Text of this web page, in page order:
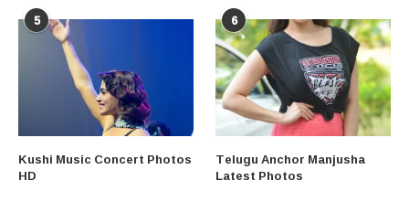
5
Kushi Music Concert Photos
HD
6
Telugu Anchor Manjusha
Latest Photos